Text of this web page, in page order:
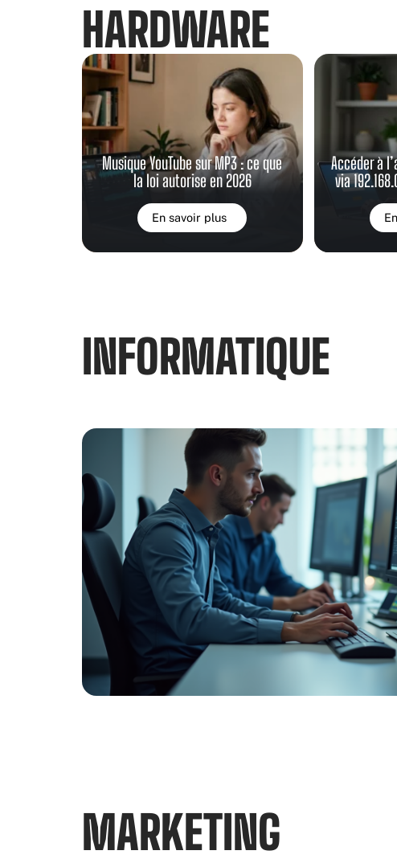
HARDWARE
Musique YouTube sur MP3 : ce que
la loi autorise en 2026
En savoir plus
Accéder à
via
INFORMATIQUE
MARKETING